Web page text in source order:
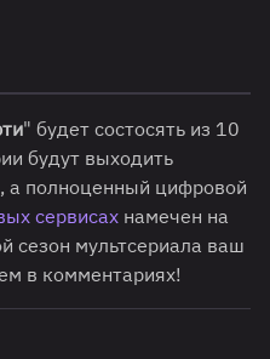
" будет состосять из 10
будут выходить
а полноценный цифровой
сервисах намечен на
сезон мультсериала ваш
в комментариях!